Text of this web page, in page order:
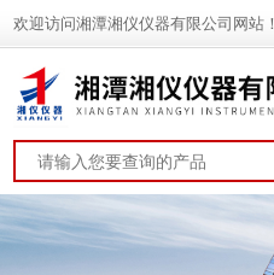
欢迎访问湘潭湘仪仪器有限公司网站！